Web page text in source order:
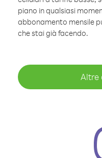
piano in qualsiasi
abbonamento mensile
che stai già facendo.
Altre